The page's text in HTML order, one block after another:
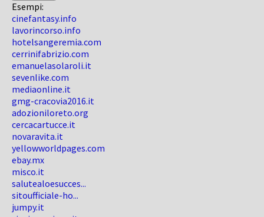
Esempi:
cinefantasy.info
lavorincorso.info
hotelsangeremia.com
cerrinifabrizio.com
emanuelasolaroli.it
sevenlike.com
mediaonline.it
gmg-cracovia2016.it
adozioniloreto.org
cercacartucce.it
novaravita.it
yellowworldpages.com
ebay.mx
misco.it
salutealoesucces...
sitoufficiale-ho...
jumpy.it